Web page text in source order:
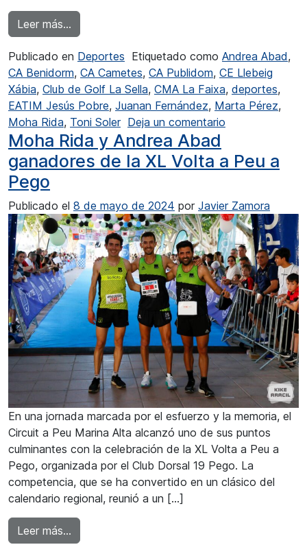
Leer más…
Publicado en Deportes Etiquetado como Andrea Abad,
CA Benidorm, CA Cametes, CA Publidom, CE Llebeig
Xábia, Club de Golf La Sella, CMA La Faixa, deportes,
EATIM Jesús Pobre, Juanan Fernández, Marta Pérez,
Moha Rida, Toni Soler Deja un comentario
Moha Rida y Andrea Abad
ganadores de la XL Volta a Peu a
Pego
Publicado el 8 de mayo de 2024 por Javier Zamora
En una jornada marcada por el esfuerzo y la memoria, el
Circuit a Peu Marina Alta alcanzó uno de sus puntos
culminantes con la celebración de la XL Volta a Peu a
Pego, organizada por el Club Dorsal 19 Pego. La
competencia, que se ha convertido en un clásico del
calendario regional, reunió a un […]
Leer más…